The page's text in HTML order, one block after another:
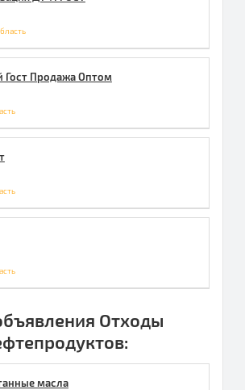
Гост Продажа Оптом
Отходы
масла